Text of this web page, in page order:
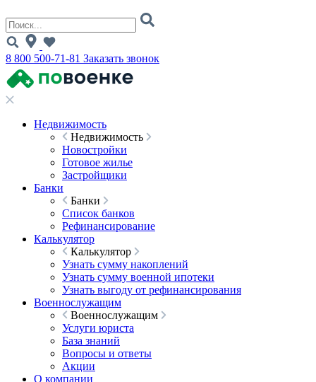
8 800 500-71-81 Заказать звонок
Недвижимость
Недвижимость
Новостройки
Готовое жилье
Застройщики
Банки
Банки
Список банков
Рефинансирование
Калькулятор
Калькулятор
Узнать сумму накоплений
Узнать сумму военной ипотеки
Узнать выгоду от рефинансирования
Военнослужащим
Военнослужащим
Услуги юриста
База знаний
Вопросы и ответы
Акции
О компании